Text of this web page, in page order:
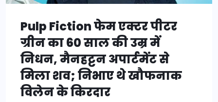
Pulp Fiction फेम एक्टर पीटर
ग्रीन का 60 साल की उम्र में
निधन, मैनहट्टन अपार्टमेंट से
मिला शव; निभाए थे खौफनाक
विलेन के किरदार